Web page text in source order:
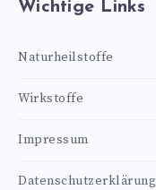
Wichtige Links
Naturheilstoffe
Wirkstoffe
Impressum
Datenschutzerklärung